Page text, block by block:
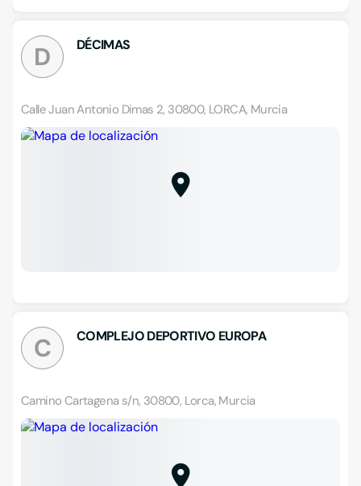
D DÉCIMAS
Calle Juan Antonio Dimas 2, 30800, LORCA, Murcia
C COMPLEJO DEPORTIVO EUROPA
Camino Cartagena s/n, 30800, Lorca, Murcia